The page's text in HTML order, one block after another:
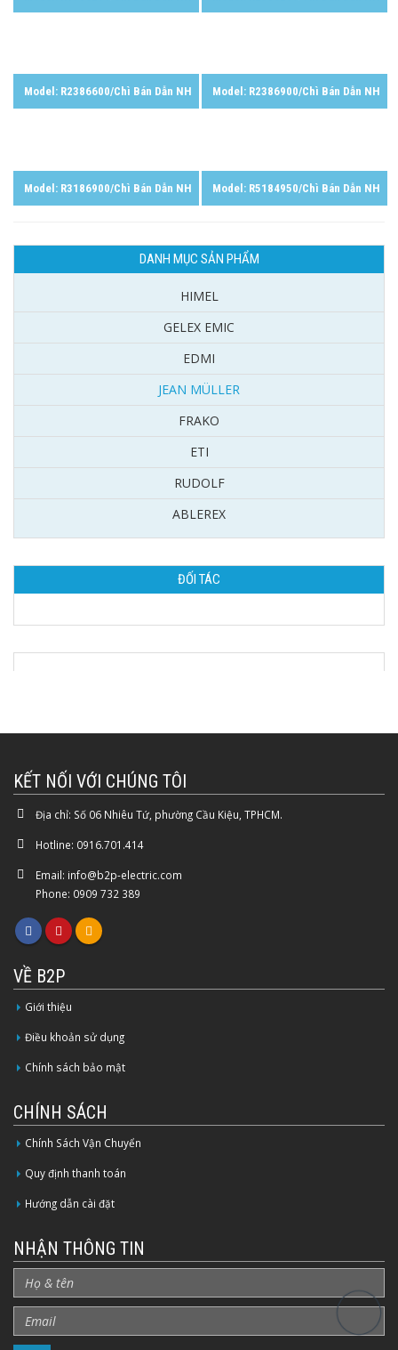
Model: R2386600/Chì Bán Dẫn NH Model: R2386900/Chì Bán Dẫn NH
Model: R3186900/Chì Bán Dẫn NH Model: R5184950/Chì Bán Dẫn NH
DANH MỤC SẢN PHẨM
HIMEL
GELEX EMIC
EDMI
JEAN MÜLLER
FRAKO
ETI
RUDOLF
ABLEREX
ĐỐI TÁC
KẾT NỐI VỚI CHÚNG TÔI
Địa chỉ: Số 06 Nhiêu Tứ, phường Cầu Kiệu, TPHCM.
Hotline: 0916.701.414
Email: info@b2p-electric.com
Phone: 0909 732 389
VỀ B2P
Giới thiệu
Điều khoản sử dụng
Chính sách bảo mật
CHÍNH SÁCH
Chính Sách Vận Chuyển
Quy định thanh toán
Hướng dẫn cài đặt
NHẬN THÔNG TIN